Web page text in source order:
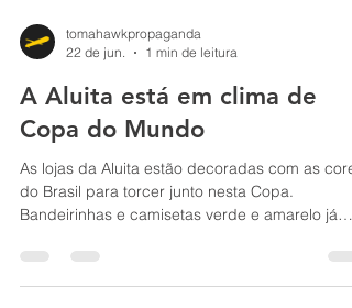
tomahawkpropaganda
22 de jun.
1 min de leitura
A Aluita está em clima de
Copa do Mundo
As lojas da Aluita estão decoradas com as
do Brasil para torcer junto nesta Copa.
Bandeirinhas e camisetas verde e amarelo já
da decoração, todos os jogos da Copa estão
passando em nossas televisões para que os